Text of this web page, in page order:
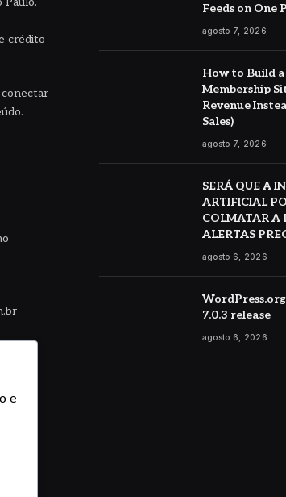
crédito
Feeds on One
agosto 7, 2026
How to Build
Membership
Revenue
Sales)
agosto 7, 2026
SERÁ QUE A
ARTIFICIAL
COLMATAR A
ALERTAS
agosto 6, 2026
7.0.3 release
agosto 6, 2026
e